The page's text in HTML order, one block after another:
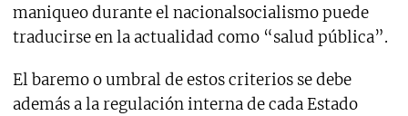
maniqueo durante el nacionalsocialismo puede
traducirse en la actualidad como “salud pública”.
El baremo o umbral de estos criterios se debe
además a la regulación interna de cada Estado